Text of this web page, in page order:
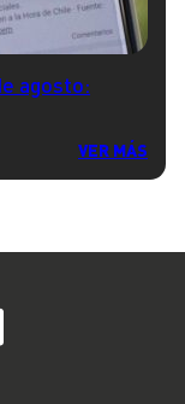
agosto:
VER MÁS